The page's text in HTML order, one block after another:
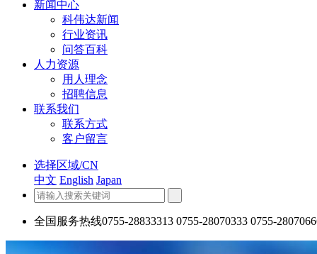
新闻中心
科伟达新闻
行业资讯
问答百科
人力资源
用人理念
招聘信息
联系我们
联系方式
客户留言
选择区域/CN
中文 English Japan
全国服务热线0755-28833313 0755-28070333 0755-